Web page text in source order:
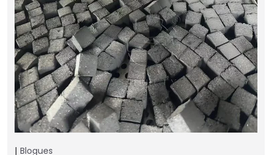
Blogues